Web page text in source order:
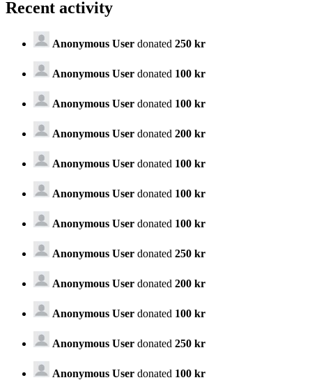
Recent activity
Anonymous User donated 250 kr
Anonymous User donated 100 kr
Anonymous User donated 100 kr
Anonymous User donated 200 kr
Anonymous User donated 100 kr
Anonymous User donated 100 kr
Anonymous User donated 100 kr
Anonymous User donated 250 kr
Anonymous User donated 200 kr
Anonymous User donated 100 kr
Anonymous User donated 250 kr
Anonymous User donated 100 kr